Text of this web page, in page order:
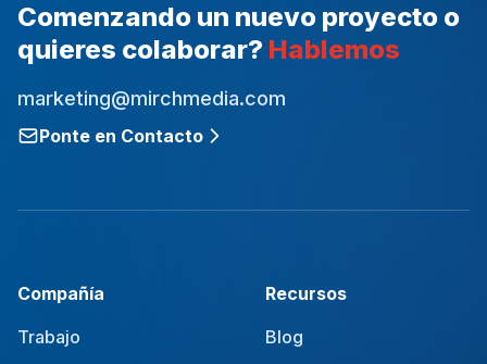
Comenzando un nuevo proyecto o
quieres colaborar? Hablemos
marketing@mirchmedia.com
Ponte en Contacto
Compañía
Trabajo
Recursos
Blog